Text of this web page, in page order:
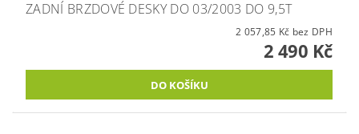
ZADNÍ BRZDOVÉ DESKY DO 03/2003 DO 9,5T
2 057,85 Kč bez DPH
2 490 Kč